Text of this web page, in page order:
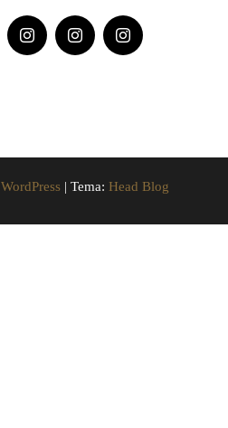
WordPress | Tema: Head Blog